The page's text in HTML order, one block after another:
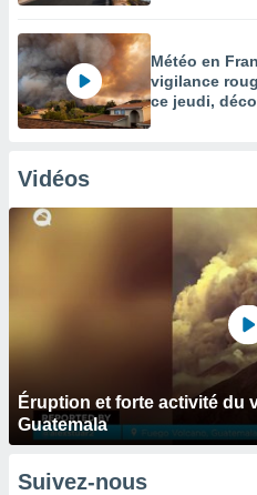
Météo en
vigilance
ce jeudi,
Vidéos
Éruption et forte activité du
Guatemala
Suivez-nous